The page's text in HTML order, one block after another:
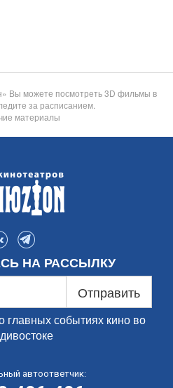
Вы можете посмотреть 3D фильмы в
за расписанием.
материалы
НА РАССЫЛКУ
Отправить
событиях кино во
автоответчик: